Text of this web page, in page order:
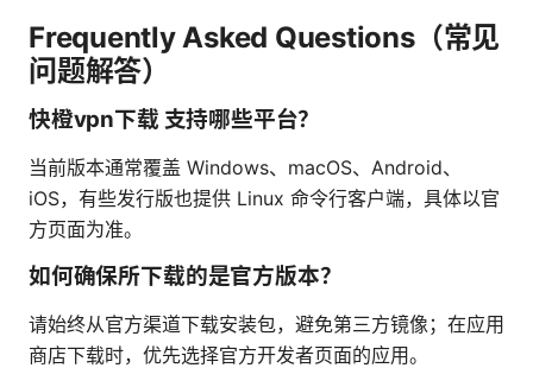
Frequently Asked Questions（常见
问题解答）
快橙vpn下载 支持哪些平台？
当前版本通常覆盖 Windows、macOS、Android、
iOS，有些发行版也提供 Linux 命令行客户端，具体以官
方页面为准。
如何确保所下载的是官方版本？
请始终从官方渠道下载安装包，避免第三方镜像；在应用
商店下载时，优先选择官方开发者页面的应用。